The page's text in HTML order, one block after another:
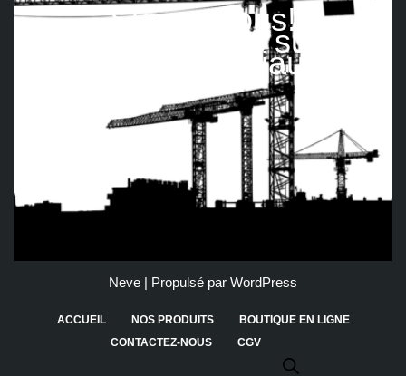
Suivez nous!
Retrouvez-nous sur les
réseaux sociaux
Neve | Propulsé par WordPress
ACCUEIL NOS PRODUITS
BOUTIQUE EN LIGNE
CONTACTEZ-NOUS
CGV